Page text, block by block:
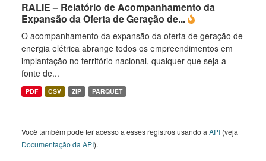
RALIE – Relatório de Acompanhamento da
Expansão da Oferta de Geração de...
O acompanhamento da expansão da oferta de geração de
energia elétrica abrange todos os empreendimentos em
implantação no território nacional, qualquer que seja a
fonte de...
PDF CSV ZIP PARQUET
Você também pode ter acesso a esses registros usando a API (veja
Documentação da API).